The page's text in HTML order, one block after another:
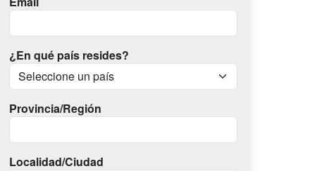
¿En qué país resides?
Provincia/Región
Localidad/Ciudad